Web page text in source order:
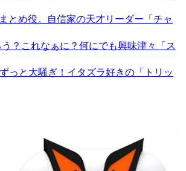
とめ役。自信家の天才リーダー「チャ
？これなぁに？何にでも興味津々「ス
っと大騒ぎ！イタズラ好きの「トリッ